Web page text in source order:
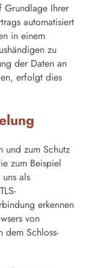
Grundlage Ihrer
automatisiert
in einem
zu
der Daten an
erfolgt dies
und zum Schutz
zum Beispiel
als
erkennen
von
Schloss-